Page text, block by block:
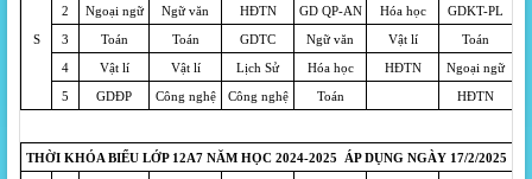
S
2
Ngoại ngữ Ngữ văn HĐTN GD QP-AN Hóa học
GDKT-PL
3
Toán Toán GDTC Ngữ văn Vật lí
Toán
4
Vật lí Vật lí Lịch Sử Hóa học HĐTN
Ngoại ngữ
5
GDĐP Công nghệ Công nghệ Toán HĐTN
THỜI KHÓA BIỂU LỚP 12A7 NĂM HỌC 2024-2025 ÁP DỤNG NGÀY 17/2/2025